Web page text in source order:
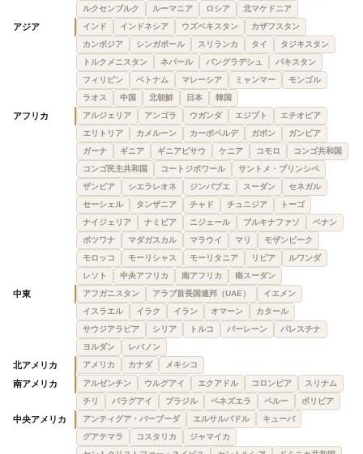
ルクセンブルク
ルーマニア ロシア 北マケドニア
アジア インド インドネシア ウズベキスタン
カザフスタン
カンボジア
シンガポール スリランカ タイ
タジキスタン
トルクメニスタン
ネパール バングラデシュ
パキスタン
フィリピン
ベトナム マレーシア ミャンマー
モンゴル
ラオス
中国 北朝鮮 日本 韓国
アフリカ アルジェリア アンゴラ ウガンダ エジプト
エチオピア
エリトリア
カメルーン カーボベルデ ガボン
ガンビア
ガーナ
ギニア ギニアビサウ ケニア コモロ
コンゴ共和国
コンゴ民主共和国
コートジボワール
サントメ・プリンシペ
ザンビア
シエラレオネ ジンバブエ スーダン
セネガル
セーシェル
タンザニア チャド チュニジア
トーゴ
ナイジェリア
ナミビア ニジェール ブルキナファソ
ベナン
ボツワナ
マダガスカル マラウイ マリ
モザンビーク
モロッコ
モーリシャス モーリタニア リビア
ルワンダ
レソト
中央アフリカ 南アフリカ 南スーダン
中東 アフガニスタン アラブ首長国連邦（UAE）
イエメン
イスラエル
イラク イラン オマーン
カタール
サウジアラビア
シリア トルコ バーレーン
パレスチナ
ヨルダン
レバノン
北アメリカ アメリカ カナダ メキシコ
南アメリカ アルゼンチン ウルグアイ エクアドル コロンビア
スリナム
チリ
パラグアイ ブラジル ベネズエラ ペルー ボリビア
中央アメリカ アンティグア・バーブーダ エルサルバドル
キューバ
グアテマラ
コスタリカ
ジャマイカ